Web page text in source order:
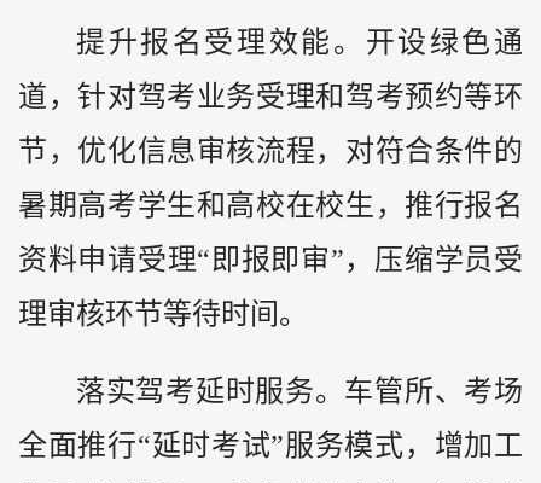
提升报名受理效能。开设绿色通
道，针对驾考业务受理和驾考预约等环
节，优化信息审核流程，对符合条件的
暑期高考学生和高校在校生，推行报名
资料申请受理“即报即审”，压缩学员受
理审核环节等待时间。
落实驾考延时服务。车管所、考场
全面推行“延时考试”服务模式，增加工